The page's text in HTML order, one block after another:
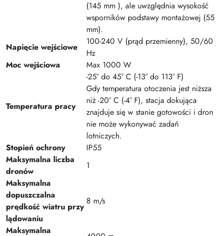
(145 mm ), ale uwzględnia wysokość
wsporników podstawy montażowej (55
mm).
Napięcie wejściowe
100-240 V (prąd przemienny), 50/60
Hz
Moc wejściowa
Max 1000 W
Temperatura pracy
-25° do 45° C (-13° do 113° F)
Gdy temperatura otoczenia jest niższa
niż -20° C (-4° F), stacja dokująca
znajduje się w stanie gotowości i dron
nie może wykonywać zadań
lotniczych.
Stopień ochrony
IP55
Maksymalna liczba
dronów
1
Maksymalna
dopuszczalna
prędkość wiatru przy
lądowaniu
8 m/s
Maksymalna